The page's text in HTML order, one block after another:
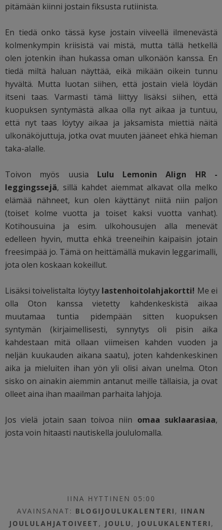
pitämään kiinni jostain fiksusta rutiinista.
En tiedä onko tässä kyse jostain viiveellä ilmenevästä
kolmenkympin kriisistä vai mistä, mutta tällä hetkellä
olen jotenkin ihan hukassa oman ulkonäön kanssa. En
tiedä miltä haluan näyttää, eikä mikään oikein tunnu
hyvältä. Mutta luotan siihen, että jostain vielä löydän
itseni taas. Varmasti tämä liittyy lisäksi siihen, että
kuopuksen syntymästä alkaa olla nyt aikaa ja tuntuu,
että nyt taas löytyy aikaa ja jaksamista miettiä näitä
ulkonäköjuttuja, jotka ovat muuten jääneet ehkä hieman
taka-alalle.
Toivon myös uusia Lulu Lemonin Align HR -
leggingssejä, sillä kahdet aiemmat alkavat olla melko
elämää nähneet, kun olen käyttänyt niitä niin paljon
(toiset kolme vuotta ja toiset kaksi vuotta vanhat).
Kotihousuina ja esim. ulkohousujen alla menevät
edelleen hyvin, mutta ehkä treeneihin kaipaisin jotain
freesimpää jo. Tämä on heittämällä mukavin leggarimalli,
jota olen koskaan kokeillut.
Lisäksi toivelistalta löytyy lastenhoitolahjakortti! Me ei
olla Oton kanssa vietetty kahdenkeskistä aikaa
muutamaa tuntia pidempään sitten kuopuksen
syntymän (kirjaimellisesti, synnytys oli pisin aika
kahdestaan mitä ollaan viimeisen kahden vuoden ja
neljän kuukauden aikana saatu), joten kahdenkeskinen
aika ja mieluiten ihan yön yli olisi aivan unelma. Oton
sisko on ainakin aiemmin antanut meille tällaisia, ja ovat
olleet aina ihan maailman parhaita lahjoja.
Jos vielä jotain saan toivoa niin omaa suklaarasiaa,
josta voin hitaasti nautiskella joululomalla.
IINA HYTTINEN 05:00
AVAINSANAT: BLOGIJOULUKALENTERI , IINAN
JOULULAHJATOIVEET , JOULU , JOULUKALENTERI ,